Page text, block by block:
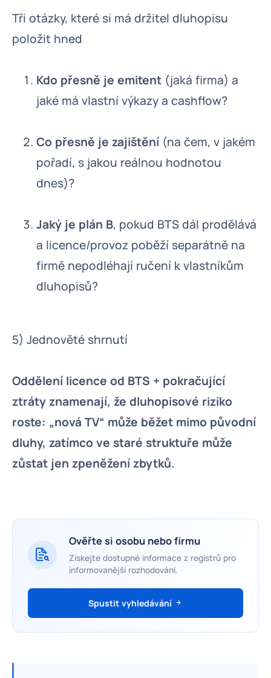
Tři otázky, které si má držitel dluhopisu
položit hned
Kdo přesně je emitent (jaká firma) a
jaké má vlastní výkazy a cashflow?
Co přesně je zajištění (na čem, v jakém
pořadí, s jakou reálnou hodnotou
dnes)?
Jaký je plán B, pokud BTS dál prodělává
a licence/provoz poběží separátně na
firmě nepodléhají ručení k vlastníkům
dluhopisů?
5) Jednověté shrnutí
Oddělení licence od BTS + pokračující
ztráty znamenají, že dluhopisové riziko
roste: „nová TV“ může běžet mimo původní
dluhy, zatímco ve staré struktuře může
zůstat jen zpeněžení zbytků.
Ověřte si osobu nebo firmu
Získejte dostupné informace z registrů pro
informovanější rozhodování.
Spustit vyhledávání